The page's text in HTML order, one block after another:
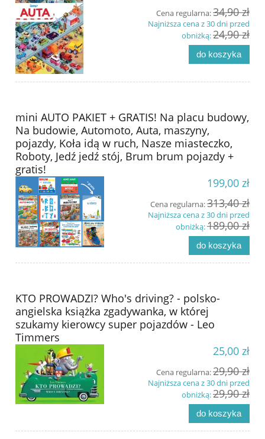
Cena regularna:34,90 zł
Najniższa cena z 30 dni przed
obniżką:24,90 zł
do koszyka
mini AUTO PAKIET + GRATIS! Na placu budowy,
Na budowie, Automoto, Auta, maszyny,
pojazdy, Koła idą w ruch, Nasze miasteczko,
Roboty, Jedź jedź stój, Brum brum pojazdy +
gratis!
199,00 zł
Cena regularna:313,40 zł
Najniższa cena z 30 dni przed
obniżką:189,00 zł
do koszyka
KTO PROWADZI? Who's driving? - polsko-
angielska książka zgadywanka, w której
szukamy kierowcy super pojazdów - Leo
Timmers
25,00 zł
Cena regularna:29,90 zł
Najniższa cena z 30 dni przed
obniżką:29,90 zł
do koszyka